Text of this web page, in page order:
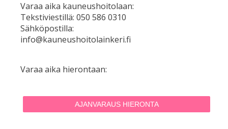
Varaa aika kauneushoitolaan:
Tekstiviestillä: 050 586 0310
Sähköpostilla:
info@kauneushoitolainkeri.fi
Varaa aika hierontaan:
AJANVARAUS HIERONTA